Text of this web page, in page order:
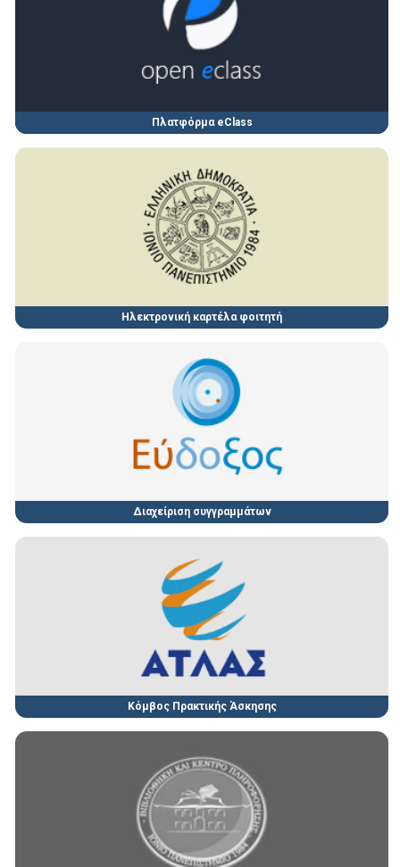
Πλατφόρμα eClass
Ηλεκτρονική καρτέλα φοιτητή
Διαχείριση συγγραμμάτων
Κόμβος Πρακτικής Άσκησης